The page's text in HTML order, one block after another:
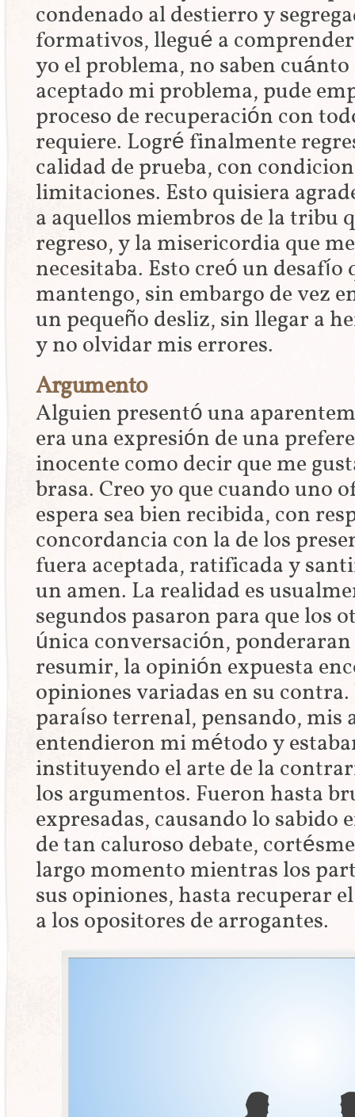
condenado al destierro y
formativos, llegué a
yo el problema, no saben
aceptado mi problema, pude
proceso de recuperación con
requiere. Logré finalmente
calidad de prueba, con
limitaciones. Esto quisiera
a aquellos miembros de la tribu
regreso, y la misericordia que
necesitaba. Esto creó un desafío
mantengo, sin embargo de vez
un pequeño desliz, sin llegar a
y no olvidar mis errores.
Argumento
Alguien presentó una
era una expresión de una
inocente como decir que me
brasa. Creo yo que cuando uno
espera sea bien recibida, con
concordancia con la de los
fuera aceptada, ratificada y
un amen. La realidad es
segundos pasaron para que los
única conversación,
resumir, la opinión expuesta
opiniones variadas en su
paraíso terrenal, pensando, mis
entendieron mi método y
instituyendo el arte de la
los argumentos. Fueron hasta
expresadas, causando lo
de tan caluroso debate,
largo momento mientras los
sus opiniones, hasta recuperar
a los opositores de arrogantes.